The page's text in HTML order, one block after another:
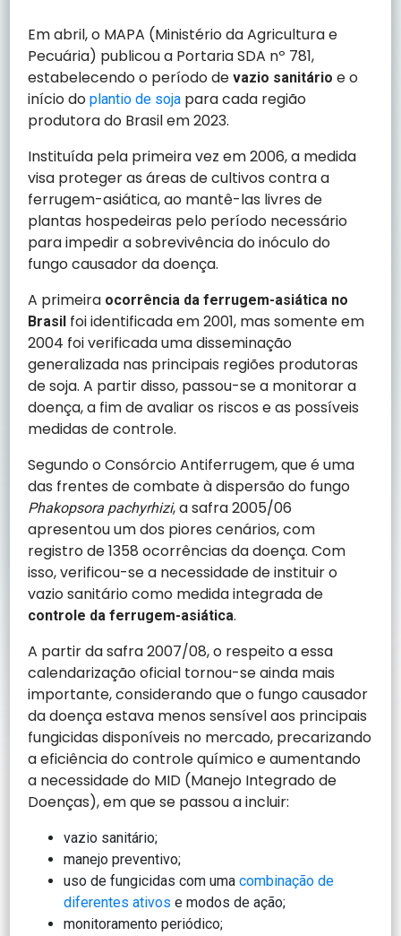
Em abril, o MAPA (Ministério da Agricultura e
Pecuária) publicou a Portaria SDA nº 781,
estabelecendo o período devazio sanitário e o
início doplantio de soja para cada região
produtora do Brasil em 2023.
Instituída pela primeira vez em 2006, a medida
visa proteger as áreas de cultivos contra a
ferrugem-asiática, ao mantê-las livres de
plantas hospedeiras pelo período necessário
para impedir a sobrevivência do inóculo do
fungo causador da doença.
A primeira ocorrência da ferrugem-asiática no
Brasil foi identificada em 2001, mas somente em
2004 foi verificada uma disseminação
generalizada nas principais regiões produtoras
de soja. A partir disso, passou-se a monitorar a
doença, a fim de avaliar os riscos e as possíveis
medidas de controle.
Segundo o Consórcio Antiferrugem, que é uma
das frentes de combate à dispersão do fungo
Phakopsora pachyrhizi, a safra 2005/06
apresentou um dos piores cenários, com
registro de 1358 ocorrências da doença. Com
isso, verificou-se a necessidade de instituir o
vazio sanitário como medida integrada de
controle da ferrugem-asiática.
A partir da safra 2007/08, o respeito a essa
calendarização oficial tornou-se ainda mais
importante, considerando que o fungo causador
da doença estava menos sensível aos principais
fungicidas disponíveis no mercado, precarizando
a eficiência do controle químico e aumentando
a necessidade do MID (Manejo Integrado de
Doenças), em que se passou a incluir:
vazio sanitário;
manejo preventivo;
uso de fungicidas com umacombinação de
diferentes ativos e modos de ação;
monitoramento periódico;